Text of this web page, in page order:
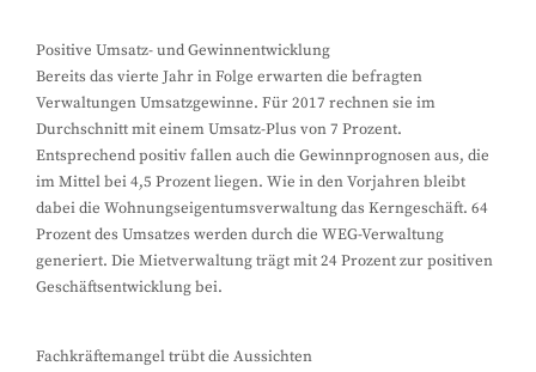
Positive Umsatz- und Gewinnentwicklung
Bereits das vierte Jahr in Folge erwarten die befragten
Verwaltungen Umsatzgewinne. Für 2017 rechnen sie im
Durchschnitt mit einem Umsatz-Plus von 7 Prozent.
Entsprechend positiv fallen auch die Gewinnprognosen aus, die
im Mittel bei 4,5 Prozent liegen. Wie in den Vorjahren bleibt
dabei die Wohnungseigentumsverwaltung das Kerngeschäft. 64
Prozent des Umsatzes werden durch die WEG-Verwaltung
generiert. Die Mietverwaltung trägt mit 24 Prozent zur positiven
Geschäftsentwicklung bei.
Fachkräftemangel trübt die Aussichten